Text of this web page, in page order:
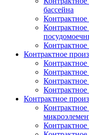
бассейна
Контрактное
Контрактное
Контрактное
Контрактное
Контрактное
Контрактное